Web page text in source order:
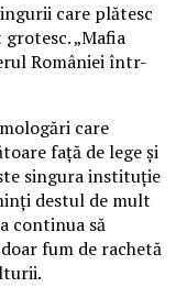
care plătesc
„Mafia
României într-
care
față de lege și
singura instituție
destul de mult
continua să
fum de rachetă